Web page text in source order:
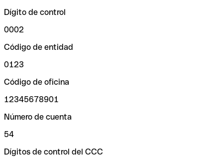
Dígito de control
0002
Código de entidad
0123
Código de oficina
12345678901
Número de cuenta
54
Dígitos de control del CCC